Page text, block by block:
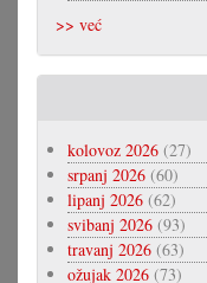
>> već
kolovoz 2026 (27)
srpanj 2026 (60)
lipanj 2026 (62)
svibanj 2026 (93)
travanj 2026 (63)
ožujak 2026 (73)